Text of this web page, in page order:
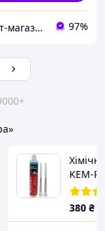
Інтернет-магазин "TRENAZHERY" 97%
KEM-
380 ₴